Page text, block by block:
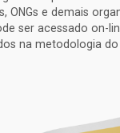
ONGs e demais
ser acessado on-
na metodologia do